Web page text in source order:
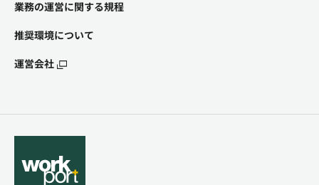
業務の運営に関する規程
推奨環境について
運営会社